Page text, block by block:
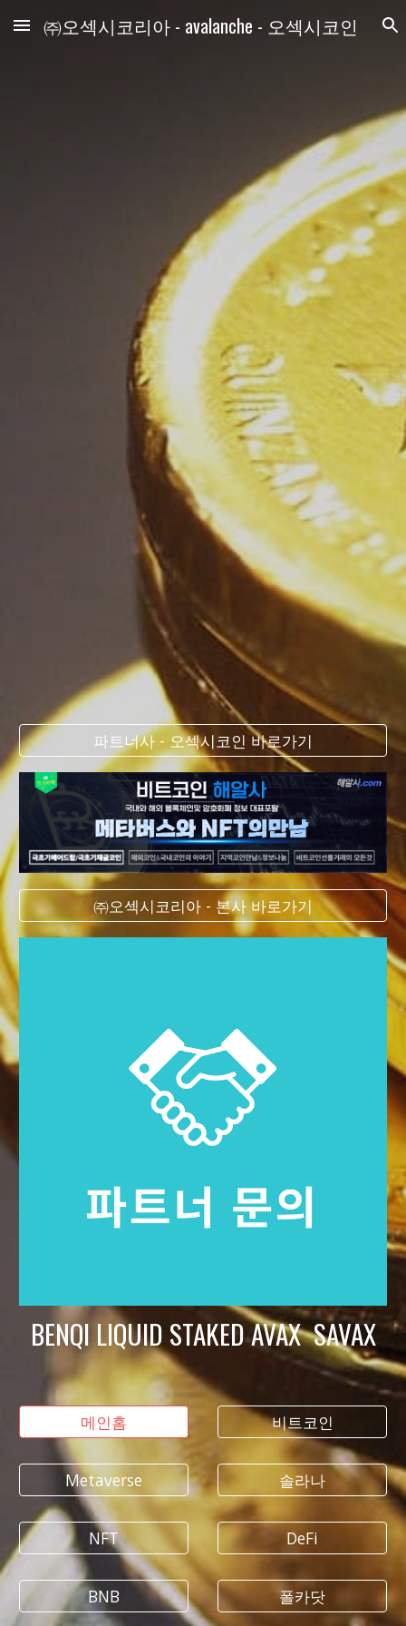
Skip to main content Skip to navigation
㈜오섹시코리아 - avalanche - 오섹시코인
파트너사 - 오섹시코인 바로가기
㈜오섹시코리아 - 본사 바로가기
BENQI LIQUID STAKED AVAX SAVAX
메인홈
Metaverse
NFT
BNB
비트코인
솔라나
DeFi
폴카닷